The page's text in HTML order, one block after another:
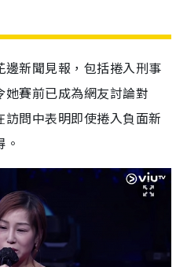
新聞見報，包括捲入刑事
賽前已成為網友討論對
問中表明即使捲入負面新